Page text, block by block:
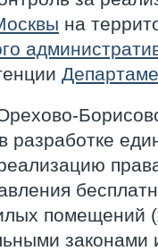
на
разработке
помещений
законами